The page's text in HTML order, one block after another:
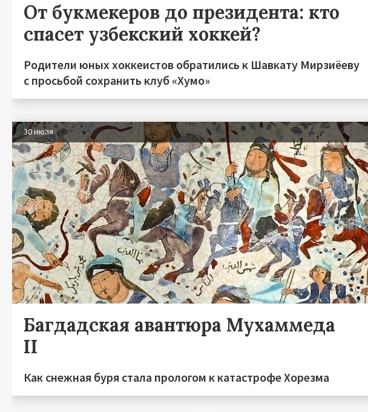
От букмекеров до президента: кто
спасет узбекский хоккей?
Родители юных хоккеистов обратились к Шавкату Мирзиёеву
с просьбой сохранить клуб «Хумо»
30 июля
Багдадская авантюра Мухаммеда
II
Как снежная буря стала прологом к катастрофе Хорезма